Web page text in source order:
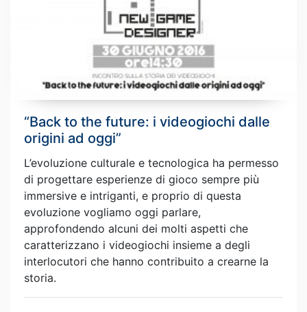
“Back to the future: i videogiochi dalle
origini ad oggi”
L’evoluzione culturale e tecnologica ha permesso
di progettare esperienze di gioco sempre più
immersive e intriganti, e proprio di questa
evoluzione vogliamo oggi parlare,
approfondendo alcuni dei molti aspetti che
caratterizzano i videogiochi insieme a degli
interlocutori che hanno contribuito a crearne la
storia.